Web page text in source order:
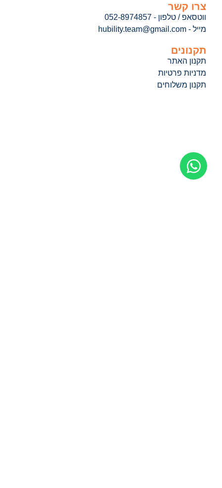
צרו קשר
ווטסאפ / טלפון - 052-8974857
מייל - hubility.team@gmail.com
תקנונים
תקנון האתר
מדניות פרטיות
תקנון משלוחים